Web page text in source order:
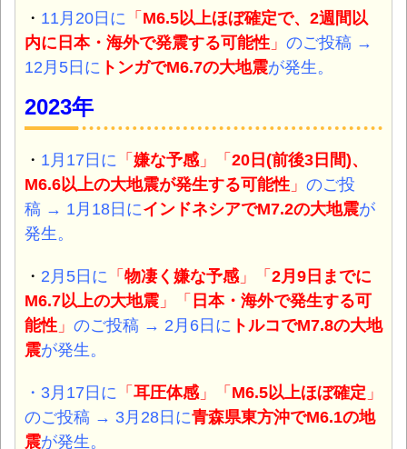
・ 11月20日に 「 M6.5以上ほぼ確定で、2週間以
内に日本・海外で発震する可能性 」 のご投稿 →
12月5日に トンガでM6.7の大地震が発生。
2023年
・ 1月17日に 「 嫌な予感」「 20日(前後3日間)、
M6.6以上の大地震が発生する可能性 」 のご投
稿 → 1月18日にインドネシアでM7.2の大地震が
発生。
・ 2月5日に 「 物凄く嫌な予感」「 2月9日までに
M6.7以上の大地震 」「 日本・海外で発生する可
能性 」 のご投稿 → 2月6日に トルコでM7.8の大地
震が発生。
・3月17日に 「 耳圧体感」「 M6.5以上ほぼ確定 」
のご投稿 → 3月28日に青森県東方沖でM6.1の地
震が発生。